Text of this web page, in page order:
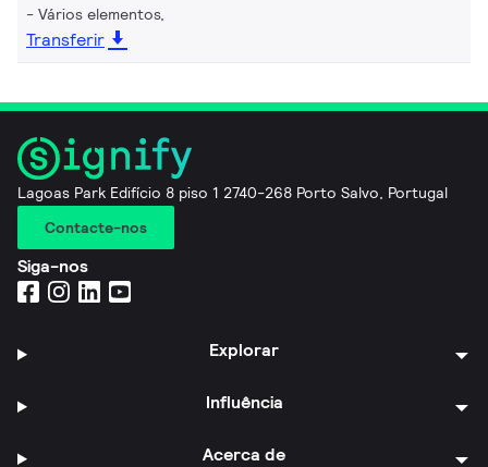
Vários elementos,
Transferir
Lagoas Park Edifício 8 piso 1 2740-268 Porto Salvo, Portugal
Contacte-nos
Siga-nos
Explorar
Influência
Acerca de